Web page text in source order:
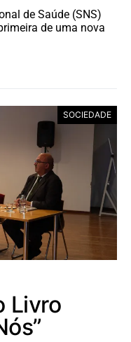
de Saúde (SNS)
de uma nova
SOCIEDADE
Livro